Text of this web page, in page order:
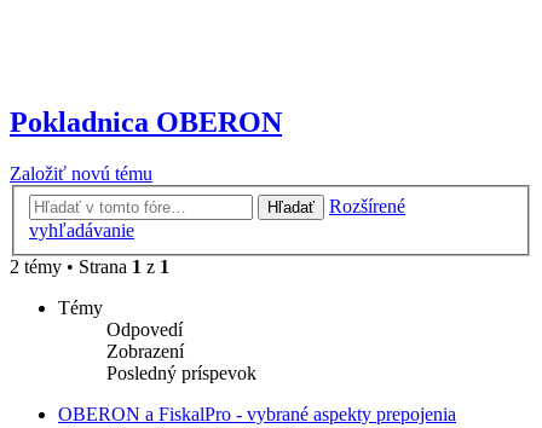
Pokladnica OBERON
Založiť novú tému
Hľadať
Rozšírené
vyhľadávanie
2 témy • Strana 1 z 1
Témy
Odpovedí
Zobrazení
Posledný príspevok
OBERON a FiskalPro - vybrané aspekty prepojenia